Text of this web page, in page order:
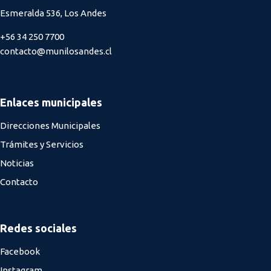
Esmeralda 536, Los Andes
+56 34 250 7700
contacto@munilosandes.cl
Enlaces municipales
Direcciones Municipales
Trámites y Servicios
Noticias
Contacto
Redes sociales
Facebook